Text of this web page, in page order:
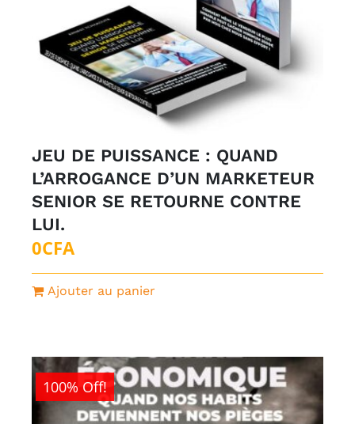
JEU DE PUISSANCE : QUAND
L’ARROGANCE D’UN MARKETEUR
SENIOR SE RETOURNE CONTRE
LUI.
0CFA
Ajouter au panier
100% Off!